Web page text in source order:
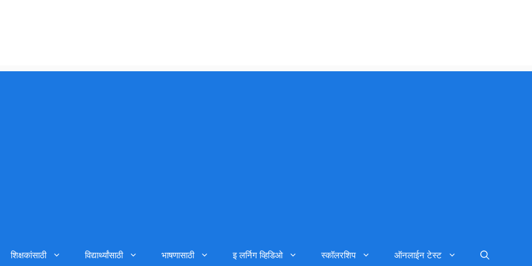
शिक्षकांसाठी विद्यार्थ्यांसाठी भाषणासाठी इ लर्निग व्हिडिओ स्कॉलरशिप ऑनलाईन टेस्ट